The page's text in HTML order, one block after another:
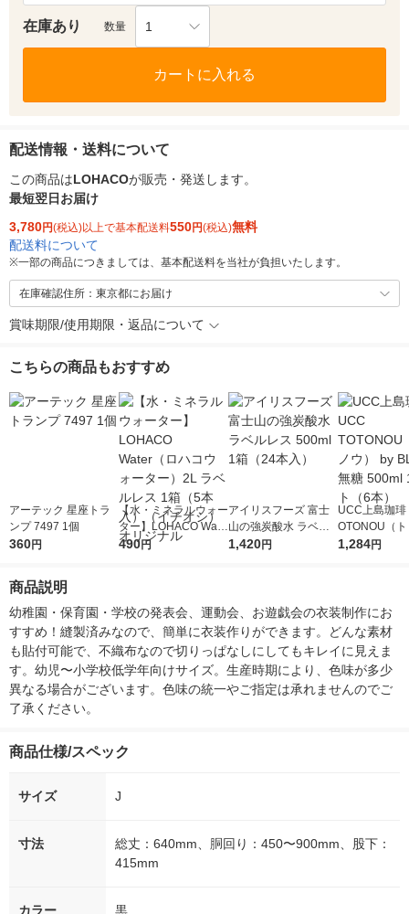
在庫あり 数量 1
カートに入れる
配送情報・送料について
この商品はLOHACOが販売・発送します。
最短翌日お届け
3,780円(税込)以上で基本配送料550円(税込)無料
配送料について
※一部の商品につきましては、基本配送料を当社が負担いたします。
在庫確認住所：東京都にお届け
賞味期限/使用期限・返品について
こちらの商品もおすすめ
アーテック 星座トラ
ンプ 7497 1個
360円
【水・ミネラルウォー
ター】LOHACO Wate
r（ロハコウォータ
490円
アイリスフーズ 富士
山の強炭酸水 ラベル
レス 500ml 1箱（24
1,420円
UCC上島珈琲
OTONOU（
ウ） by
1,284円
商品説明
幼稚園・保育園・学校の発表会、運動会、お遊戯会の衣装制作にお
すすめ！縫製済みなので、簡単に衣装作りができます。どんな素材
も貼付可能で、不織布なので切りっぱなしにしてもキレイに見えま
す。幼児〜小学校低学年向けサイズ。生産時期により、色味が多少
異なる場合がございます。色味の統一やご指定は承れませんのでご
了承ください。
商品仕様/スペック
サイズ J
寸法
総丈：640mm、胴回り：450〜900mm、股下：
415mm
カラー 黒